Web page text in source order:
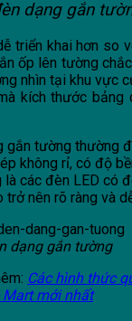
dạng gắn
triển khai hơn so
ốp lên tường
nhìn tại khu vực
kích thước bảng
gắn tường thường
không rỉ, có độ
là các đèn LED có
nên rõ ràng và
dạng gắn tường
Các hình thức
mới nhất